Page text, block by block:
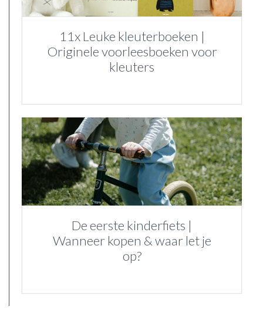
11x Leuke kleuterboeken |
Originele voorleesboeken voor
kleuters
De eerste kinderfiets |
Wanneer kopen & waar let je
op?